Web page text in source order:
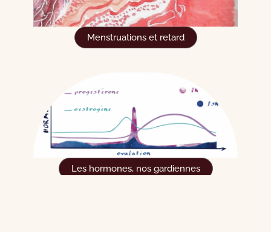
Menstruations et retard
Les hormones, nos gardiennes